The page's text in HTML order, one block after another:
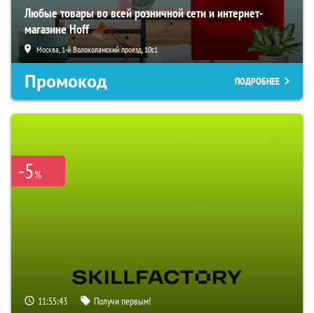
Любые товары во всей розничной сети и интернет-
магазине Hoff
Москва, 1-й Волоколамский проезд, 10с1
Промокод ПОДРОБНЕЕ
-5%
11:55:41 Получи первым!